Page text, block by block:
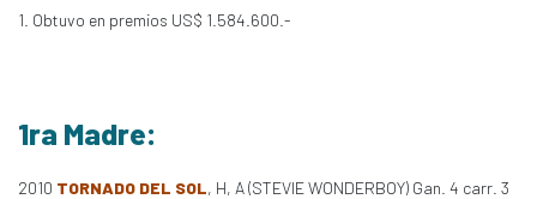
1. Obtuvo en premios US$ 1.584.600.-
1ra Madre:
2010 TORNADO DEL SOL, H, A (STEVIE WONDERBOY) Gan. 4 carr. 3